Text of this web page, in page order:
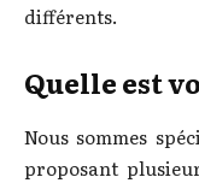
différents.
Quelle est
Nous sommes
proposant